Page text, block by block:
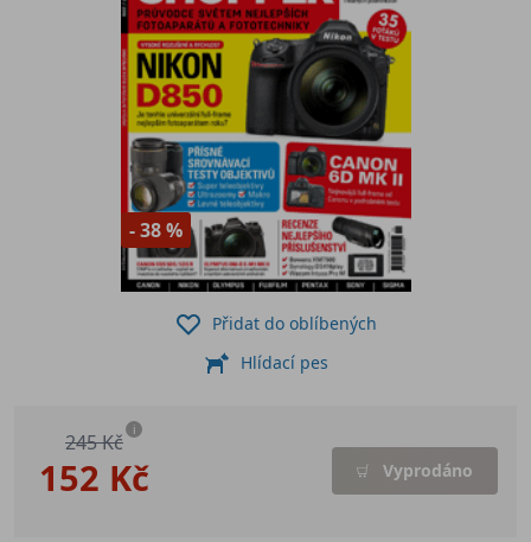
- 38 %
152 Kč
245 Kč i
Vyprodáno
Přidat do oblíbených
Hlídací pes